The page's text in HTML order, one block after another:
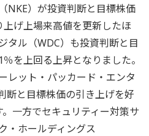
NKE）が投資判断と目標株価
げ上場来高値を更新したほ
タル（WDC）も投資判断と目
を上回る上昇となりました。
レット・パッカード・エンタ
断と目標株価の引き上げを好
一方でセキュリティー対策サ
・ホールディングス